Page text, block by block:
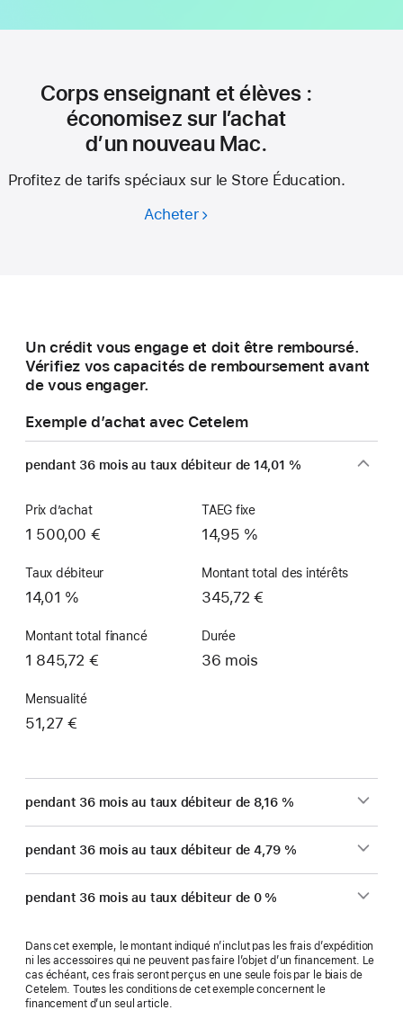
Corps enseignant et élèves :
économisez sur l’achat
d’un nouveau Mac.
Profitez de tarifs spéciaux sur le Store Éducation.
AcheterCorps
Un crédit vous engage et doit être remboursé.
Vérifiez vos capacités de remboursement avant
de vous engager.
Exemple d’achat avec Cetelem
pendant 36 mois au taux débiteur de 14,01 %
Prix d’achat
1 500,00 €
TAEG fixe
14,95 %
Taux débiteur
14,01 %
Montant total des intérêts
345,72 €
Montant total financé
1 845,72 €
Durée
36 mois
Mensualité
51,27 €
pendant 36 mois au taux débiteur de 8,16 %
pendant 36 mois au taux débiteur de 4,79 %
pendant 36 mois au taux débiteur de 0 %
Dans cet exemple, le montant indiqué n’inclut pas les frais d’expédition
ni les accessoires qui ne peuvent pas faire l’objet d’un financement. Le
cas échéant, ces frais seront perçus en une seule fois par le biais de
Cetelem. Toutes les conditions de cet exemple concernent le
financement d’un seul article.